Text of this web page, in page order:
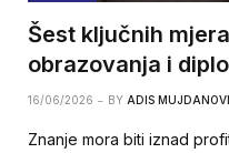
Šest ključnih
obrazovanja i
16/06/2026 BY ADIS
Znanje mora biti iznad